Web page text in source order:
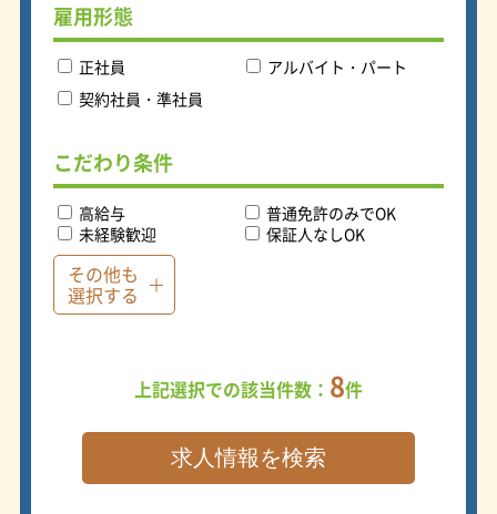
次第で石川県内でも高収入を得ること
が可能です！
雇用形態
正社員
アルバイト・パート
契約社員・準社員
こだわり条件
高給与
普通免許のみでOK
未経験歓迎
保証人なしOK
その他も
選択する
上記選択での該当件数： 8件